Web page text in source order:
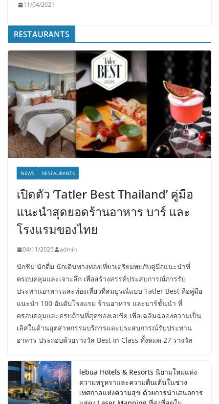
11/04/2021
RESTAURANTS
NEWS RESTAURANTS
เปิดตัว ‘Tatler Best Thailand’ คู่มือ
แนะนำสุดยอดร้านอาหาร บาร์ และ
โรงแรมของไทย
04/11/2025 admin
นักชิม นักดื่ม นักเดินทางท่องเที่ยวเตรียมพบกับคู่มือแนะนำที่
ครอบคลุมและเจาะลึก เพื่อสร้างสรรค์ประสบการณ์การรับ
ประทานอาหารและท่องเที่ยวที่สมบูรณ์แบบ Tatler Best คือคู่มือ
แนะนำ 100 อันดับโรงแรม ร้านอาหาร และบาร์ชั้นนำ ที่
ครอบคลุมและครบถ้วนที่สุดของเอเชีย เพื่อเฉลิมฉลองความเป็น
เลิศในด้านอุตสาหกรรมบริการและประสบการณ์รับประทาน
อาหาร ประกอบด้วยรางวัล Best in Class ทั้งหมด 27 รางวัล
lebua Hotels & Resorts นิยามใหม่แห่ง
ความหรูหราและความตื่นเต้นในช่วง
เทศกาลแห่งความสุข ด้วยการนำเสนอการ